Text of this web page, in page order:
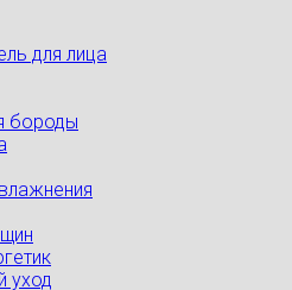
для лица
бороды
уход